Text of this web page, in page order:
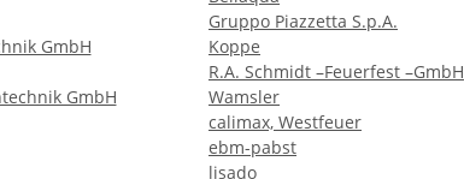
Gruppo Piazzetta S.p.A.
GmbH Koppe
R.A. Schmidt –Feuerfest –GmbH
GmbH Wamsler
calimax, Westfeuer
ebm-pabst
lisado